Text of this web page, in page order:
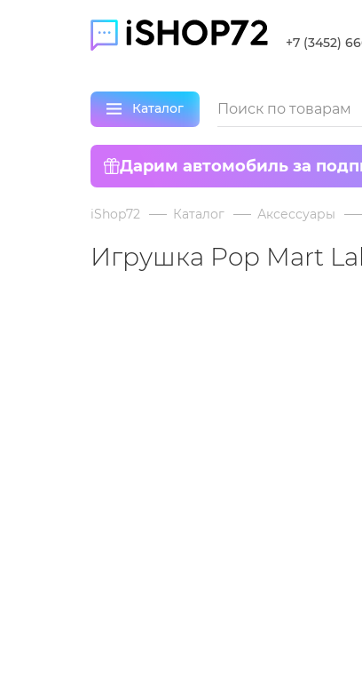
+7 (3452)
Каталог
Дарим автомобиль за
iShop72 Каталог Аксессуары
Игрушка Pop Mart